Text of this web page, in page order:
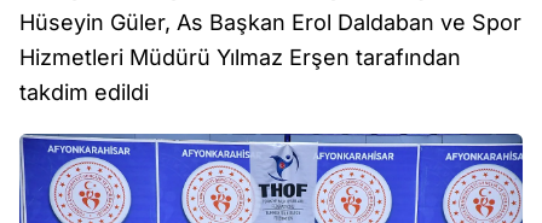
Hüseyin Güler, As Başkan Erol Daldaban ve Spor
Hizmetleri Müdürü Yılmaz Erşen tarafından
takdim edildi